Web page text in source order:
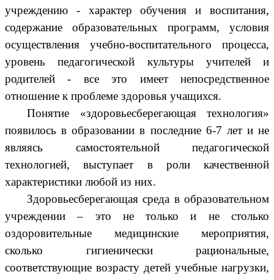
учреждению - характер обучения и воспитания,
содержание образовательных программ, условия
осуществления учебно-воспитательного процесса,
уровень педагогической культуры учителей и
родителей - все это имеет непосредственное
отношение к проблеме здоровья учащихся.
Понятие «здоровьесберегающая технология»
появилось в образовании в последние 6-7 лет и не
являясь самостоятельной педагогической
технологией, выступает в роли качественной
характеристики любой из них.
Здоровьесберегающая среда в образовательном
учреждении – это не только и не столько
оздоровительные медицинские мероприятия,
сколько гигиенически рациональные,
соответствующие возрасту детей учебные нагрузки,